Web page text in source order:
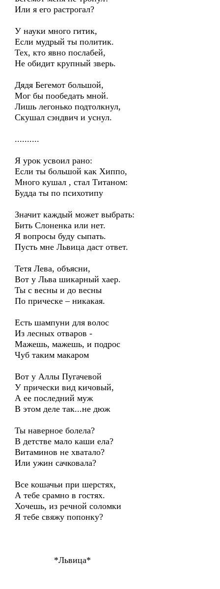
Или я его растрогал?
У науки много гитик,
Если мудрый ты политик.
Тех, кто явно послабей,
Не обидит крупный зверь.
Дядя Бегемот большой,
Мог бы пообедать мной.
Лишь легонько подтолкнул,
Скушал сэндвич и уснул.
..........
Я урок усвоил рано:
Если ты большой как Хиппо,
Много кушал , стал Титаном:
Будда ты по психотипу
Значит каждый может выбрать:
Бить Слоненка или нет.
Я вопросы буду сыпать.
Пусть мне Львица даст ответ.
Тетя Лева, объясни,
Вот у Льва шикарный хаер.
Ты с весны и до весны
По прическе – никакая.
Есть шампуни для волос
Из лесных отваров -
Мажешь, мажешь, и подрос
Чуб таким макаром
Вот у Аллы Пугачевой
У прически вид кичовый,
А ее последний муж
В этом деле так...не дюж
Ты наверное болела?
В детстве мало каши ела?
Витаминов не хватало?
Или ужин сачковала?
Все кошачьи при шерстях,
А тебе срамно в гостях.
Хочешь, из речной соломки
Я тебе свяжу попонку?
*Львица*